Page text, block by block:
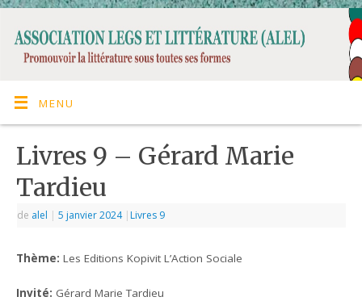
MENU
Livres 9 – Gérard Marie
Tardieu
de alel | 5 janvier 2024 | Livres 9
Thème:Les Editions Kopivit L’Action Sociale
Invité: Gérard Marie Tardieu